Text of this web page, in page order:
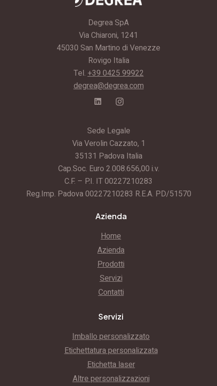
Degrea SpA
Via Chiaroni, 1241
45030 San Martino di Venezze
Rovigo Italia
Tel. +39 0425 99922
degrea@degrea.com
Sede Legale
Via Verolin Cazzato, 1
35131 Padova Italia
Cap.Soc. Euro 2.008.656,00 i.v.
C.F. – P.I. IT 00227210283
Reg.Imp. Padova 00227210283 R.E.A. PD/51570
Azienda
Home
Azienda
Prodotti
Servizi
Contatti
Servizi
Imballo personalizzato
Etichettatura personalizzata
Etichetta laser
Altre personalizzazioni